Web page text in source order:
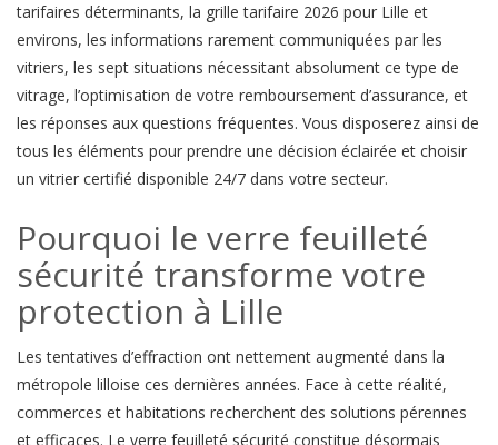
tarifaires déterminants, la grille tarifaire 2026 pour Lille et
environs, les informations rarement communiquées par les
vitriers, les sept situations nécessitant absolument ce type de
vitrage, l’optimisation de votre remboursement d’assurance, et
les réponses aux questions fréquentes. Vous disposerez ainsi de
tous les éléments pour prendre une décision éclairée et choisir
un vitrier certifié disponible 24/7 dans votre secteur.
Pourquoi le verre feuilleté
sécurité transforme votre
protection à Lille
Les tentatives d’effraction ont nettement augmenté dans la
métropole lilloise ces dernières années. Face à cette réalité,
commerces et habitations recherchent des solutions pérennes
et efficaces. Le verre feuilleté sécurité constitue désormais